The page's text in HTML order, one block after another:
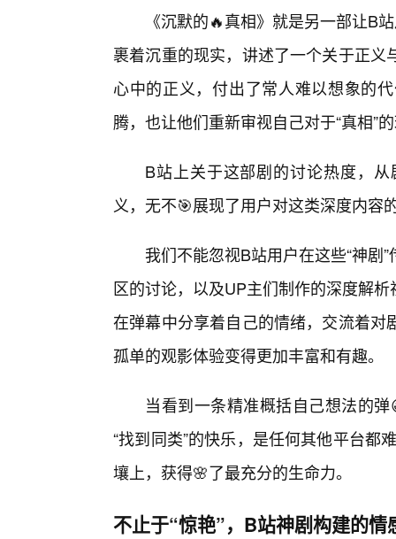
《沉默的🔥真相》就是另一部让B
裹着沉重的现实，讲述了一个关于正
心中的正义，付出了常人难以想象的
腾，也让他们重新审视自己对于“真相”
B站上关于这部剧的讨论热度，
义，无不🎯展现了用户对这类深度内容
我们不能忽视B站用户在这些“神剧
区的讨论，以及UP主们制作的深度解
在弹幕中分享着自己的情绪，交流着
孤单的观影体验变得更加丰富和有趣。
当看到一条精准概括自己想法的
“找到同类”的快乐，是任何其他平台都
壤上，获得🌸了最充分的生命力。
不止于“惊艳”，B站神剧构建的情